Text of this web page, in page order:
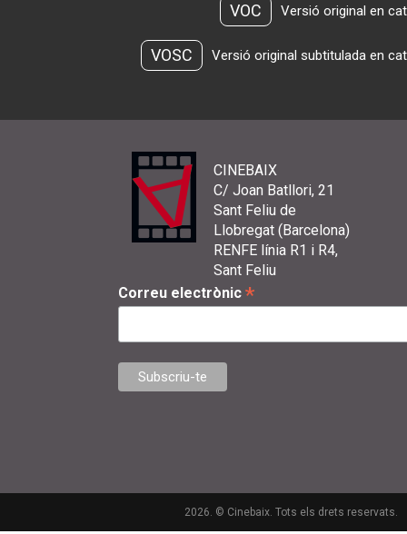
VOC Versió original en
VOSC Versió original subtitulada en
CINEBAIX
C/ Joan Batllori, 21
Sant Feliu de
Llobregat (Barcelona)
RENFE línia R1 i R4,
Sant Feliu
Correu electrònic *
2026. © Cinebaix. Tots els drets reservats.